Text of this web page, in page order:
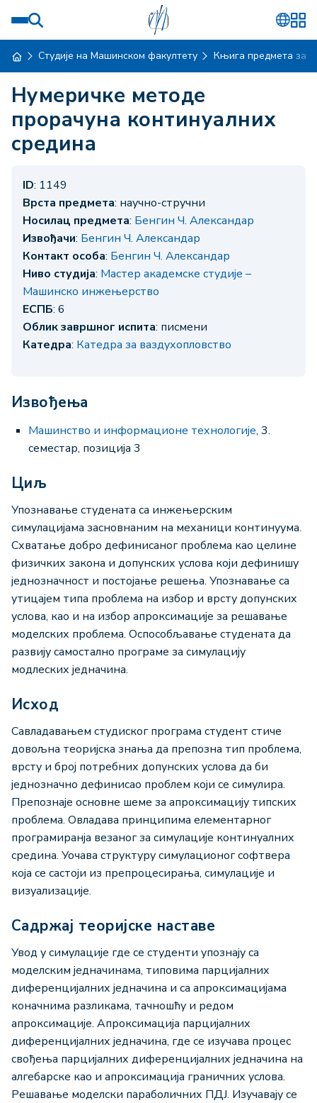
Студије на Машинском факултету Књига предмета за
Нумеричке методе
прорачуна континуалних
средина
ID: 1149
Врста предмета: научно-стручни
Носилац предмета: Бенгин Ч. Александар
Извођачи: Бенгин Ч. Александар
Контакт особа: Бенгин Ч. Александар
Ниво студија: Мастер академске студије –
Машинско инжењерство
ЕСПБ: 6
Облик завршног испита: писмени
Катедра: Катедра за ваздухопловство
Извођења
Машинство и информационе технологије, 3.
семестар, позиција 3
Циљ
Упознавање студената са инжењерским
симулацијама засновнаним на механици континуума.
Схватање добро дефинисаног проблема као целине
физичких закона и допунских услова који дефинишу
једнозначност и постојање решења. Упознавање са
утицајем типа проблема на избор и врсту допунских
услова, као и на избор апроксимације за решавање
моделских проблема. Оспособљавање студената да
развију самостално програме за симулацију
модлеских једначина.
Исход
Савладавањем студиског програма студент стиче
довољна теоријска знања да препозна тип проблема,
врсту и број потребних допунских услова да би
једнозначно дефинисао проблем који се симулира.
Препознаје основне шеме за апроксимацију типских
проблема. Овладава принципима елементарног
програмиранја везаног за симулације континуалних
средина. Уочава структуру симулационог софтвера
која се састоји из препроцесирања, симулације и
визуализације.
Садржај теоријске наставе
Увод у симулације где се студенти упознају са
моделским једначинама, типовима парцијалних
диференцијалних једначина и са апроксимацијама
коначнима разликама, тачношћу и редом
апроксимације. Апроксимација парцијалних
диференцијалних једначина, где се изучава процес
свођења парцијалних диференцијалних једначина на
алгебарске као и апроксимација граничних услова.
Решавање моделски параболичних ПДЈ. Изучавају се